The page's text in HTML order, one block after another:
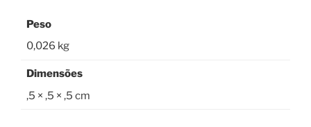
Peso
0,026 kg
Dimensões
,5 × ,5 × ,5 cm